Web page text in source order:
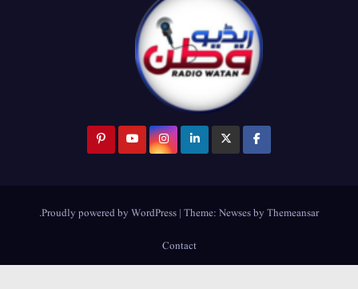
Proudly powered by WordPress |Theme:NewsesbyThemeansar
.
Contact